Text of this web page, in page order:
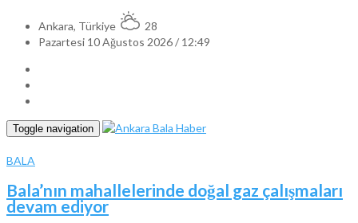
Ankara, Türkiye
28
Pazartesi 10 Ağustos 2026 / 12:49
Toggle navigation
BALA
Bala’nın mahallelerinde doğal gaz çalışmaları
devam ediyor